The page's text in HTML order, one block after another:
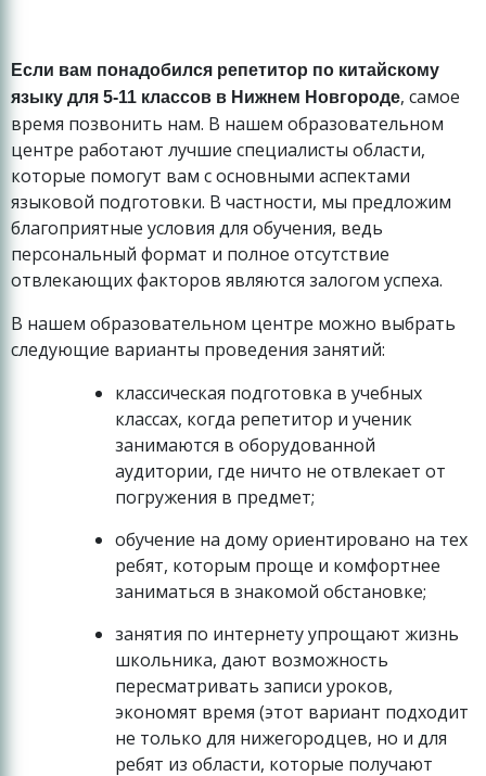
Если вам понадобился репетитор по китайскому
языку для 5-11 классов в Нижнем Новгороде, самое
время позвонить нам. В нашем образовательном
центре работают лучшие специалисты области,
которые помогут вам с основными аспектами
языковой подготовки. В частности, мы предложим
благоприятные условия для обучения, ведь
персональный формат и полное отсутствие
отвлекающих факторов являются залогом успеха.
В нашем образовательном центре можно выбрать
следующие варианты проведения занятий:
классическая подготовка в учебных
классах, когда репетитор и ученик
занимаются в оборудованной
аудитории, где ничто не отвлекает от
погружения в предмет;
обучение на дому ориентировано на тех
ребят, которым проще и комфортнее
заниматься в знакомой обстановке;
занятия по интернету упрощают жизнь
школьника, дают возможность
пересматривать записи уроков,
экономят время (этот вариант подходит
не только для нижегородцев, но и для
ребят из области, которые получают